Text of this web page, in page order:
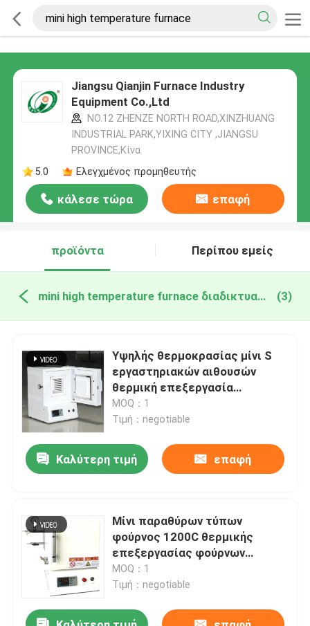
Jiangsu Qianjin Furnace Industry
Equipment Co.,Ltd
NO.12 ZHENZE NORTH ROAD,XINZHUANG
INDUSTRIAL PARK,YIXING CITY ,JIANGSU
PROVINCE,Κίνα
5.0
Ελεγχμένος προμηθευτής
κάλεσε τώρα επαφή
προϊόντα Περίπου εμείς
mini high temperature furnace διαδικτυακή κατασκευή (3)
Υψηλής θερμοκρασίας μίνι S
εργαστηριακών αιθουσών
θερμική επεξεργασία
θερμοηλεκτρικών ζευγών
τύπων φούρνων 1400C με τη
MOQ：1
Τιμή：negotiable
Καλύτερη τιμή επαφή
Μίνι παραθύρων τύπων
φούρνος 1200C θερμικής
επεξεργασίας φούρνων
υψηλής θερμοκρασίας
ηλεκτρικός
MOQ：1
Τιμή：negotiable